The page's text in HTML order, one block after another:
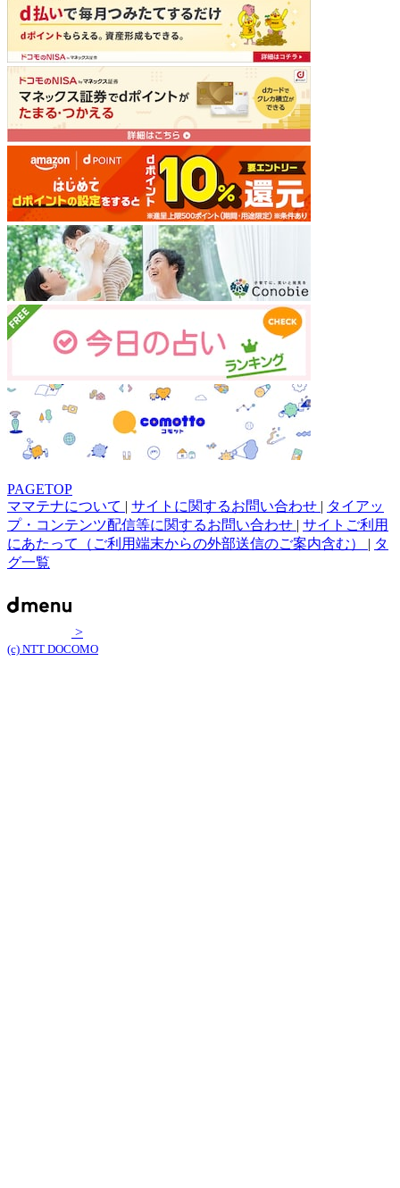
PAGETOP
ママテナについて | サイトに関するお問い合わせ | タイアッ
プ・コンテンツ配信等に関するお問い合わせ | サイトご利用
にあたって（ご利用端末からの外部送信のご案内含む） | タ
グ一覧
>
(c) NTT DOCOMO